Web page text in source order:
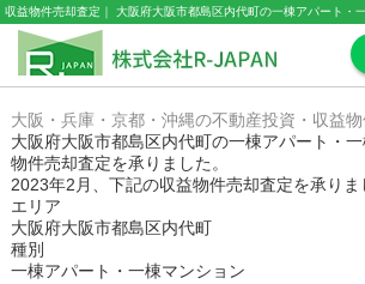
大阪・兵庫・京都・沖縄の不動産投資・収益物
大阪府大阪市都島区内代町の一棟アパート・
物件売却査定を承りました。
2023年2月、下記の収益物件売却査定を承りま
エリア
大阪府大阪市都島区内代町
種別
一棟アパート・一棟マンション